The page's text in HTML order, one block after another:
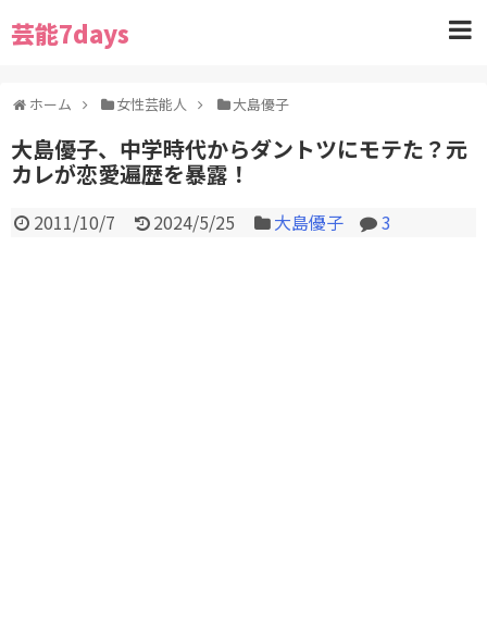
芸能7days
ホーム 女性芸能人 大島優子
大島優子、中学時代からダントツにモテた？元
カレが恋愛遍歴を暴露！
2011/10/7 2024/5/25 大島優子 3